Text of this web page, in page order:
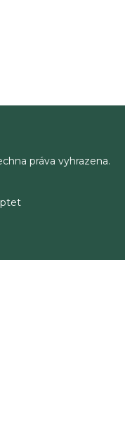
práva vyhrazena.